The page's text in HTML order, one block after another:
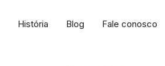
História Blog Fale conosco